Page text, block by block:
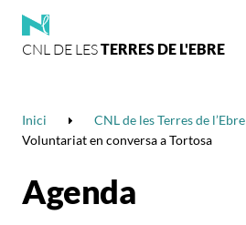
CNL DE LESTERRES DE L'EBRE
Inici CNL de les Terres de l’Ebre
Voluntariat en conversa a Tortosa
Agenda